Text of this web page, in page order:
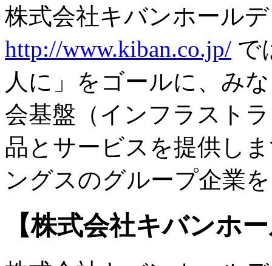
株式会社キバンホール
http://www.kiban.co.jp/ で
人に」をゴールに、み
会基盤（インフラスト
品とサービスを提供し
ングスのグループ企業
【株式会社キバンホ